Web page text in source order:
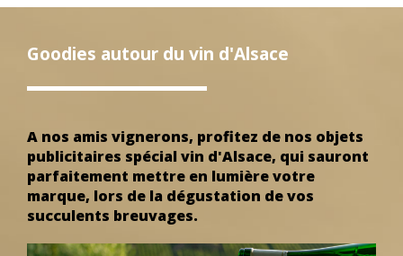
Goodies autour du vin d'Alsace
A nos amis vignerons, profitez de nos objets
publicitaires spécial vin d'Alsace, qui sauront
parfaitement mettre en lumière votre
marque, lors de la dégustation de vos
succulents breuvages.